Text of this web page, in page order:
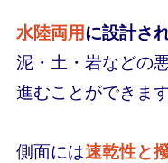
水陸両用に設計さ
泥・土・岩などの
進むことができます
側面には速乾性と